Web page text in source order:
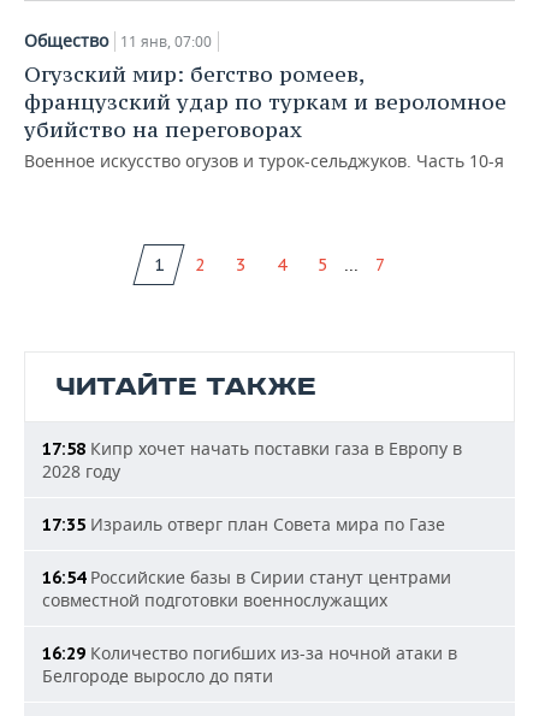
Общество 11 янв, 07:00
Огузский мир: бегство ромеев,
французский удар по туркам и вероломное
убийство на переговорах
Военное искусство огузов и турок-сельджуков. Часть 10-я
1 2 3 4 5 ... 7
ЧИТАЙТЕ ТАКЖЕ
17:58 Кипр хочет начать поставки газа в Европу в
2028 году
17:35 Израиль отверг план Совета мира по Газе
16:54Российские базы в Сирии станут центрами
совместной подготовки военнослужащих
16:29 Количество погибших из-за ночной атаки в
Белгороде выросло до пяти